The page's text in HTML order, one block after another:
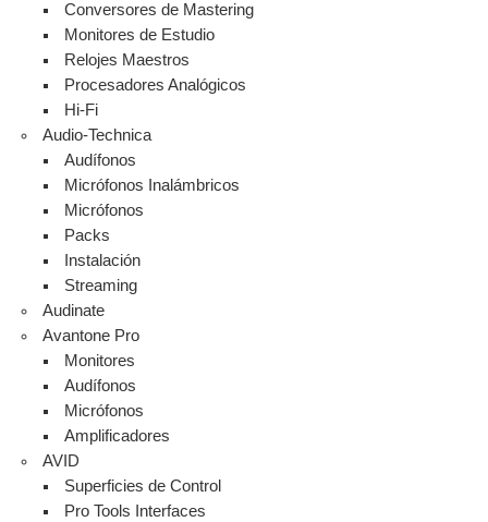
Conversores de Mastering
Monitores de Estudio
Relojes Maestros
Procesadores Analógicos
Hi-Fi
Audio-Technica
Audífonos
Micrófonos Inalámbricos
Micrófonos
Packs
Instalación
Streaming
Audinate
Avantone Pro
Monitores
Audífonos
Micrófonos
Amplificadores
AVID
Superficies de Control
Pro Tools Interfaces